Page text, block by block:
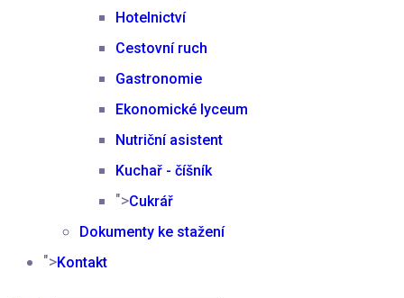
Hotelnictví
Cestovní ruch
Gastronomie
Ekonomické lyceum
Nutriční asistent
Kuchař - číšník
">Cukrář
Dokumenty ke stažení
">Kontakt